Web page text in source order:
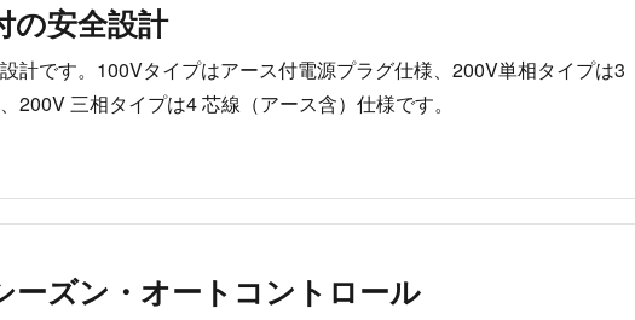
の安全設計
計です。100Vタイプはアース付電源プラグ仕様、200V単相タイプは3
200V 三相タイプは4 芯線（アース含）仕様です。
ーズン・オートコントロール